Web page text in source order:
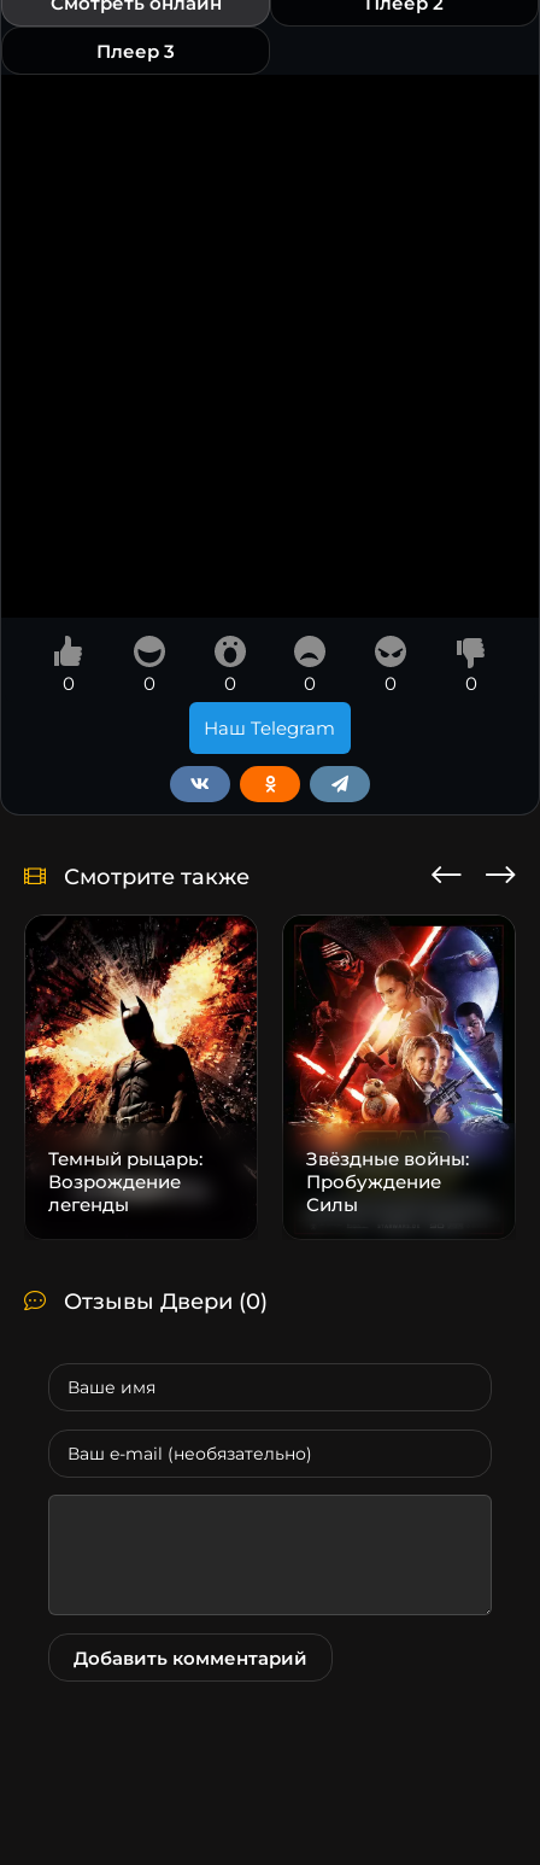
Плеер 3
0 0 0 0 0
0
Наш Telegram
Смотрите также
Темный рыцарь:
Возрождение
легенды
Звёздные войны:
Пробуждение
Силы
Отзывы Двери (0)
Добавить комментарий